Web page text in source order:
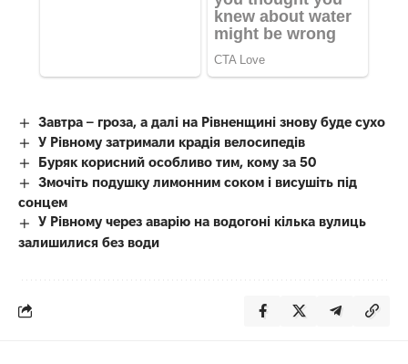
Завтра – гроза, а далі на Рівненщині знову буде сухо
У Рівному затримали крадія велосипедів
Буряк корисний особливо тим, кому за 50
Змочіть подушку лимонним соком і висушіть під
сонцем
У Рівному через аварію на водогоні кілька вулиць
залишилися без води